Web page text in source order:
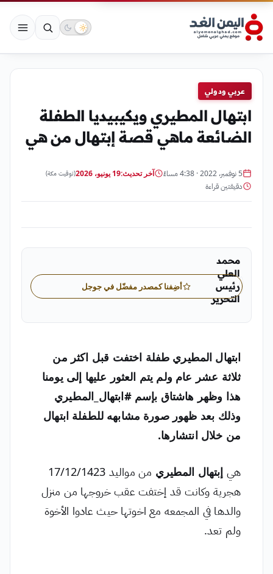
عربي ودولي
ابتهال المطيري ويكيبيديا الطفلة
الضائعة ماهي قصة إبتهال من هي
5 نوفمبر، 2022 · 4:38 مساءً آخر تحديث:19 يونيو، 2026 (توقيت مكة)
دقيقتين قراءة
محمد
العلي
رئيس
التحرير
أضِفنا كمصدر مفضّل في جوجل
ابتهال المطيري طفلة اختفت قبل اكثر من
ثلاثة عشر عام ولم يتم العثور عليها إلى يومنا
هذا وظهر هاشتاق بإسم #ابتهال_المطيري
وذلك بعد ظهور صورة مشابهه للطفلة ابتهال
من خلال انتشارها.
هي إبتهال المطيري
من مواليد 17/12/1423
هجرية وكانت قد إختفت عقب خروجها من منزل
والدها في المجمعه مع اخوتها حيث عادوا الأخوة
ولم تعد.